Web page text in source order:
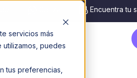
servicios más
puedes
tus preferencias,
Encuentra tu